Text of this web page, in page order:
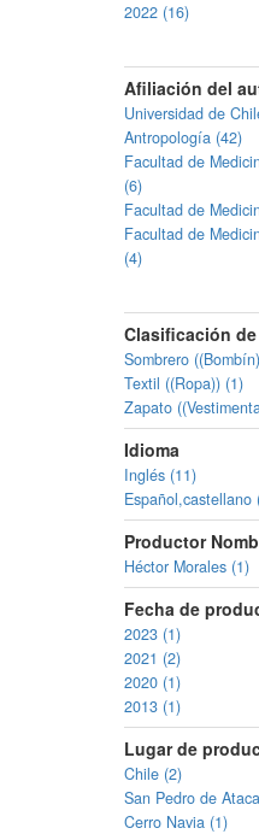
2022 (16)
Afiliación del
Universidad de
Antropología (42)
Facultad de
(6)
Facultad de
Facultad de
(4)
Clasificación
Sombrero
Textil ((Ropa)) (1)
Zapato
Idioma
Inglés (11)
Español,castellano
Productor
Héctor Morales (1)
Fecha de
2023 (1)
2021 (2)
2020 (1)
2013 (1)
Lugar de
Chile (2)
San Pedro de
Cerro Navia (1)